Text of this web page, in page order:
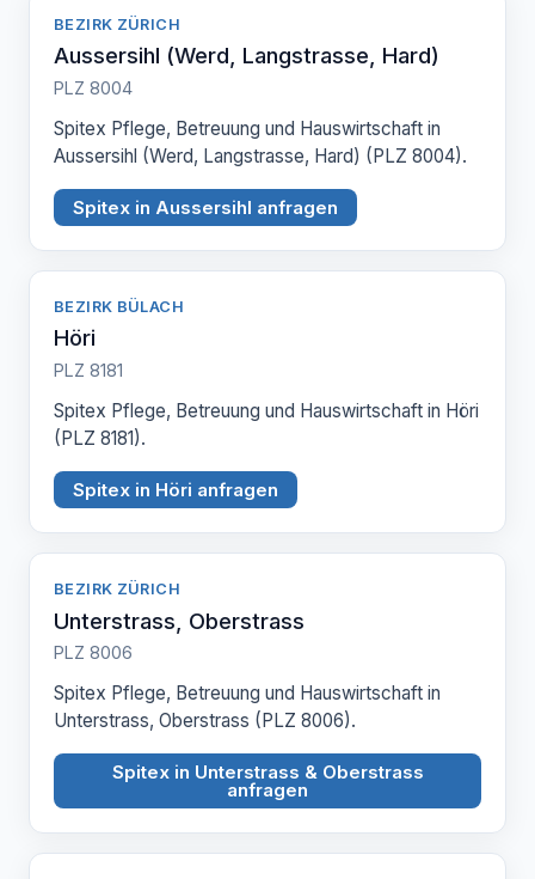
BEZIRK ZÜRICH
Aussersihl (Werd, Langstrasse, Hard)
PLZ 8004
Spitex Pflege, Betreuung und Hauswirtschaft in
Aussersihl (Werd, Langstrasse, Hard) (PLZ 8004).
Spitex in Aussersihl anfragen
BEZIRK BÜLACH
Höri
PLZ 8181
Spitex Pflege, Betreuung und Hauswirtschaft in Höri
(PLZ 8181).
Spitex in Höri anfragen
BEZIRK ZÜRICH
Unterstrass, Oberstrass
PLZ 8006
Spitex Pflege, Betreuung und Hauswirtschaft in
Unterstrass, Oberstrass (PLZ 8006).
Spitex in Unterstrass & Oberstrass
anfragen